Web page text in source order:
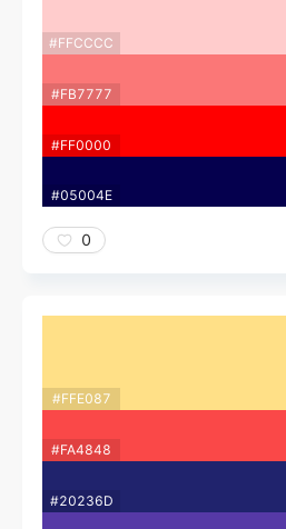
#FFCCCC
#FB7777
#FF0000
#05004E
0
#FFE087
#FA4848
#20236D